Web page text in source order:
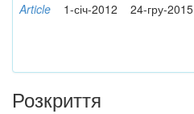
Article 1-січ-2012 24-гру-2015
Розкриття